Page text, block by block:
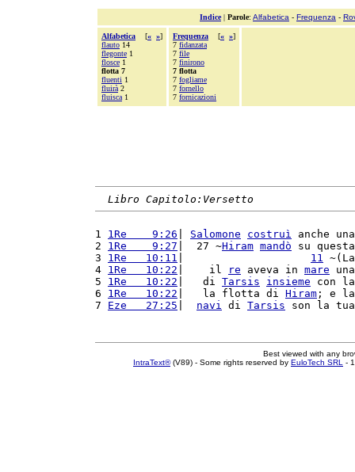
Indice| Parole: Alfabetica - Frequenza -
Alfabetica [« »]
flauto 14
flegonte 1
flosce 1
flotta 7
fluenti 1
fluirà 2
fluisca 1
Frequenza [« »]
7 fidanzata
7 file
7 finirono
7 flotta
7 fogliame
7 fornello
7 fornicazioni
Libro Capitolo:Versetto
1 1Re    9:26 Salomone costruì anche
2 1Re    9:27 |  27 ~Hiram mandò su
3 1Re   10:11 11
4 1Re   10:22 |    il re aveva in mare
5 1Re   10:22 |   di Tarsis insieme con
6 1Re   10:22 |   la flotta di Hiram ; e
7 Eze   27:25 navi di Tarsis son la
Best viewed with any
IntraText®(V89) - Some rights reserved by EuloTech SRL -